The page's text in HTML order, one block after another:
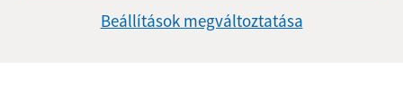
Beállítások megváltoztatása
Szerzői jog
Személyes adatok védelme